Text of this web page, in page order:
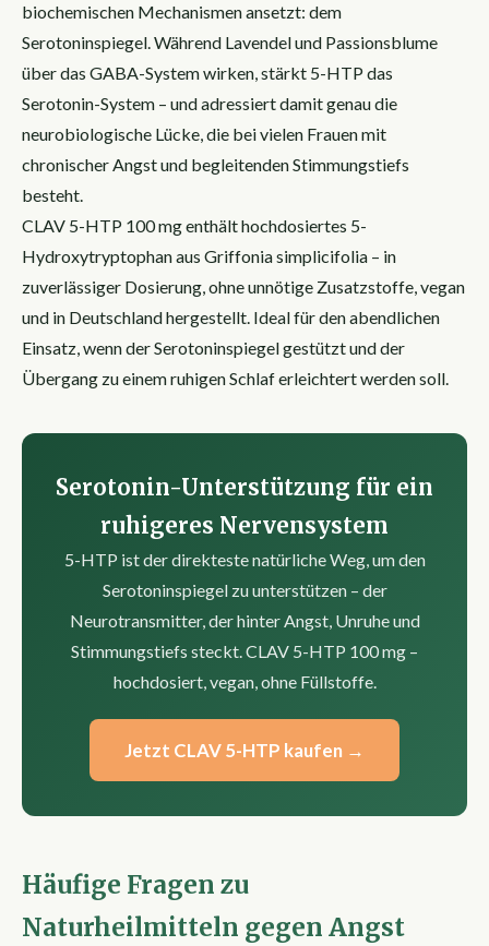
biochemischen Mechanismen ansetzt: dem
Serotoninspiegel. Während Lavendel und Passionsblume
über das GABA-System wirken, stärkt 5-HTP das
Serotonin-System – und adressiert damit genau die
neurobiologische Lücke, die bei vielen Frauen mit
chronischer Angst und begleitenden Stimmungstiefs
besteht.
CLAV 5-HTP 100 mg enthält hochdosiertes 5-
Hydroxytryptophan aus Griffonia simplicifolia – in
zuverlässiger Dosierung, ohne unnötige Zusatzstoffe, vegan
und in Deutschland hergestellt. Ideal für den abendlichen
Einsatz, wenn der Serotoninspiegel gestützt und der
Übergang zu einem ruhigen Schlaf erleichtert werden soll.
Serotonin-Unterstützung für ein
ruhigeres Nervensystem
5-HTP ist der direkteste natürliche Weg, um den
Serotoninspiegel zu unterstützen – der
Neurotransmitter, der hinter Angst, Unruhe und
Stimmungstiefs steckt. CLAV 5-HTP 100 mg –
hochdosiert, vegan, ohne Füllstoffe.
Jetzt CLAV 5-HTP kaufen →
Häufige Fragen zu
Naturheilmitteln gegen Angst